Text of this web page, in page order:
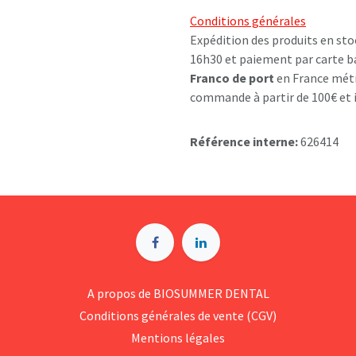
Conditions générales
Expédition des produits en
16h30 et paiement par carte
Franco de port en France
commande à partir de 100€ et
Référence interne:626414
A p​ropos de BIOSUMMER DENTAL
Conditions générales d​e vente (CGV)
Mentions légales